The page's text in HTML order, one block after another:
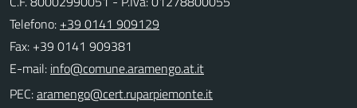
Telefono: +39 0141 909129
Fax: +39 0141 909381
E-mail:
PEC: